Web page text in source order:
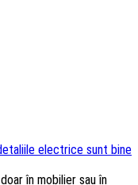
electrice sunt bine
în mobilier sau în